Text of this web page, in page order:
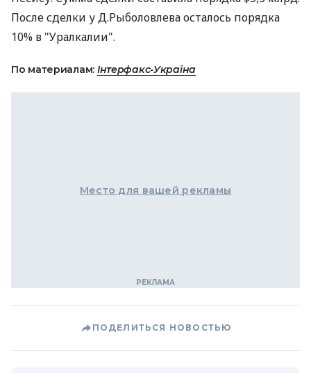
После сделки у Д.Рыболовлева осталось порядка
10% в "Уралкалии".
По материалам: Інтерфакс-Україна
Место для вашей рекламы
ПОДЕЛИТЬСЯ НОВОСТЬЮ